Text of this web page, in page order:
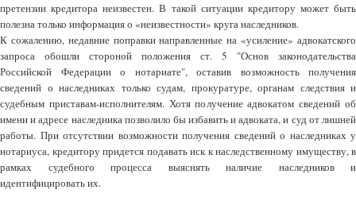
претензии кредитора неизвестен. В такой ситуации кредитору может быть
полезна только информация о «неизвестности» круга наследников.
К сожалению, недавние поправки направленные на «усиление» адвокатского
запроса обошли стороной положения ст. 5 "Основ законодательства
Российской Федерации о нотариате", оставив возможность получения
сведений о наследниках только судам, прокуратуре, органам следствия и
судебным приставам-исполнителям. Хотя получение адвокатом сведений об
имени и адресе наследника позволило бы избавить и адвоката, и суд от лишней
работы. При отсутствии возможности получения сведений о наследниках у
нотариуса, кредитору придется подавать иск к наследственному имуществу, в
рамках судебного процесса выяснять наличие наследников и
идентифицировать их.